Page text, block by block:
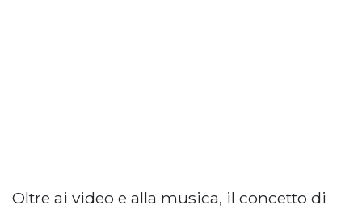
Oltre ai video e alla musica, il concetto di